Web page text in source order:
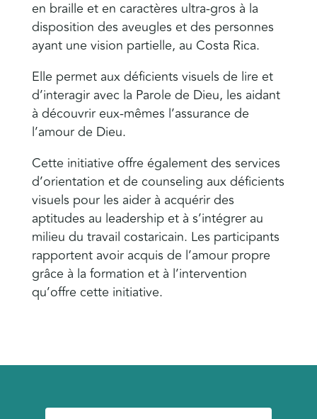
en braille et en caractères ultra-gros à la
disposition des aveugles et des personnes
ayant une vision partielle, au Costa Rica.
Elle permet aux déficients visuels de lire et
d’interagir avec la Parole de Dieu, les aidant
à découvrir eux-mêmes l’assurance de
l’amour de Dieu.
Cette initiative offre également des services
d’orientation et de counseling aux déficients
visuels pour les aider à acquérir des
aptitudes au leadership et à s’intégrer au
milieu du travail costaricain. Les participants
rapportent avoir acquis de l’amour propre
grâce à la formation et à l’intervention
qu’offre cette initiative.